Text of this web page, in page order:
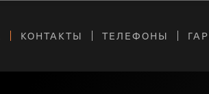
КОНТАКТЫ ТЕЛЕФОНЫ